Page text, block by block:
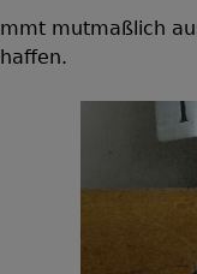
mutmaßlich